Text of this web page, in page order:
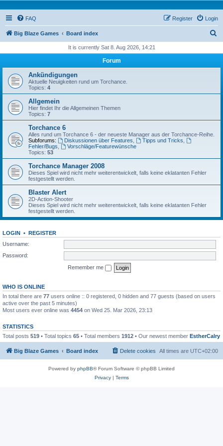
FAQ Login
Register
Big Blaze Games Board index
r
h
It is currently Sat 8. Aug 2026, 14:21
Forum
Ankündigungen
Aktuelle Neuigkeiten rund um Torchance.
Topics: 4
Allgemein
Hier findet Ihr die Allgemeinen Themen
Topics: 7
Torchance 6
Alles rund um Torchance 6 - der neueste Manager aus der Torchance-Reihe.
Subforums:
Diskussionen über Features Tipps und Tricks
Fehler/Bugs
Vorschläge/Featurewünsche
Topics: 53
Torchance Manager 2008
Dieses Spiel wird nicht mehr weiterentwickelt, falls keine eklatanten Fehler
festgestellt werden.
Blaster Alert
2D-Action-Shooter
Dieses Spiel wird nicht mehr weiterentwickelt, falls keine eklatanten Fehler
festgestellt werden.
LOGIN • REGISTER
Username:
Password:
Remember me
WHO IS ONLINE
In total there are 77 users online :: 0 registered, 0 hidden and 77 guests (based on users
active over the past 5 minutes)
Most users ever online was 4454 on Wed 25. Mar 2026, 23:13
STATISTICS
Total posts 519 • Total topics 65 • Total members 1912 • Our newest member EstherCalry
Big Blaze Games Board index All times are UTC+02:00
Delete cookies
Powered by phpBB® Forum Software © phpBB Limited
Privacy| Terms